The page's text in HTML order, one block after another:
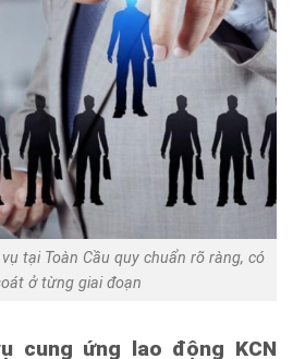
tại Toàn Cầu quy chuẩn rõ ràng, có
ở từng giai đoạn
cung ứng lao động KCN